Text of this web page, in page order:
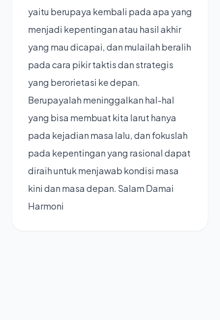
yaitu berupaya kembali pada apa yang
menjadi kepentingan atau hasil akhir
yang mau dicapai, dan mulailah beralih
pada cara pikir taktis dan strategis
yang berorietasi ke depan.
Berupayalah meninggalkan hal-hal
yang bisa membuat kita larut hanya
pada kejadian masa lalu, dan fokuslah
pada kepentingan yang rasional dapat
diraih untuk menjawab kondisi masa
kini dan masa depan. Salam Damai
Harmoni